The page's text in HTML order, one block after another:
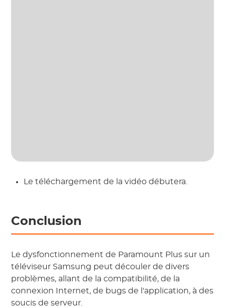
Le téléchargement de la vidéo débutera.
Conclusion
Le dysfonctionnement de Paramount Plus sur un
téléviseur Samsung peut découler de divers
problèmes, allant de la compatibilité, de la
connexion Internet, de bugs de l'application, à des
soucis de serveur.